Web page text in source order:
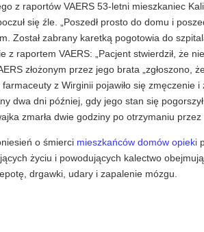
z raportów VAERS 53-letni mieszkaniec
się źle. „Poszedł prosto do domu i
Został zabrany karetką pogotowia do
z raportem VAERS: „Pacjent stwierdził, że
złożonym przez jego brata „zgłoszono,
z Wirginii pojawiło się zmęczenie
dwa dni później, gdy jego stan się
zmarła dwie godziny po otrzymaniu
o śmierci mieszkańców domów opieki
życiu i powodujących kalectwo
drgawki, udary i zapalenie mózgu.